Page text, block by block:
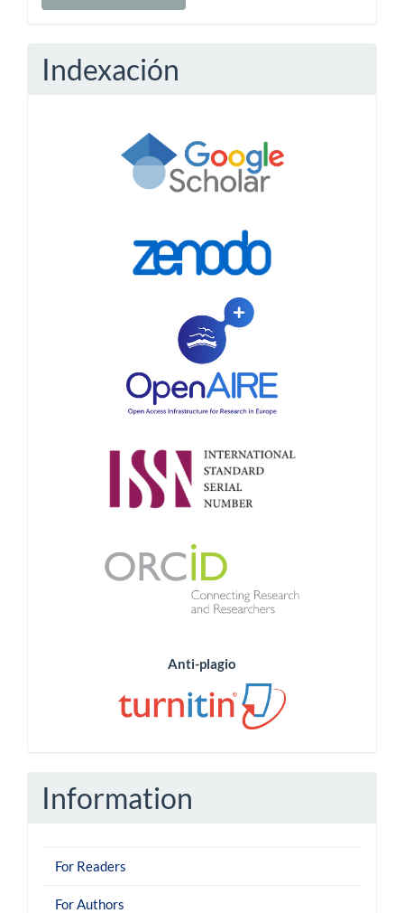
Indexación
Anti-plagio
Information
For Readers
For Authors